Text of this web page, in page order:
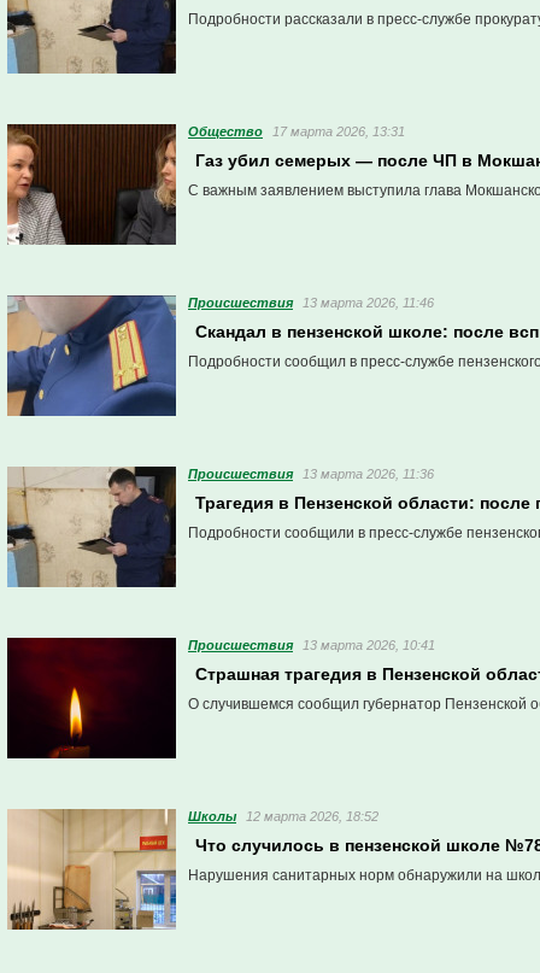
Подробности рассказали в пресс-службе
Общество 17 марта 2026, 13:31
Газ убил семерых — после ЧП в
С важным заявлением выступила глава
Проиcшествия 13 марта 2026, 11:46
Скандал в пензенской школе: после
Подробности сообщил в пресс-службе
Проиcшествия 13 марта 2026, 11:36
Трагедия в Пензенской области:
Подробности сообщили в пресс-службе
Проиcшествия 13 марта 2026, 10:41
Страшная трагедия в Пензенской
О случившемся сообщил губернатор Пензенской
Школы 12 марта 2026, 18:52
Что случилось в пензенской школе
Нарушения санитарных норм обнаружили на